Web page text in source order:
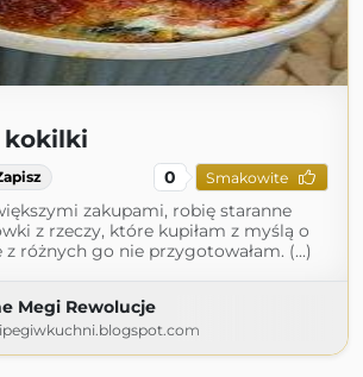
kokilki
0 Smakowite
zakupami, robię staranne
z rzeczy, które kupiłam z myślą o
różnych go nie przygotowałam. (...)
Megi Rewolucje